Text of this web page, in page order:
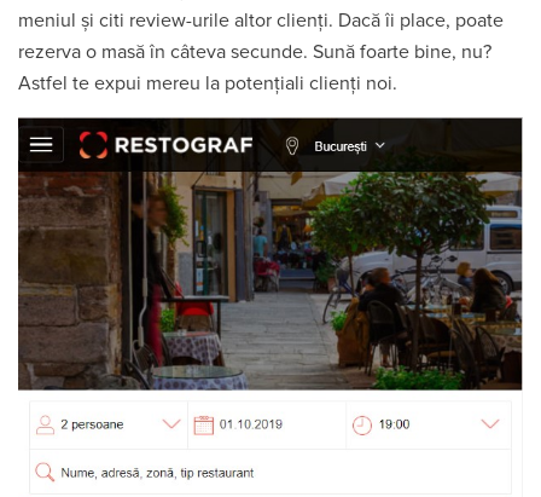
meniul și citi review-urile altor clienți. Dacă îi place, poate
rezerva o masă în câteva secunde. Sună foarte bine, nu?
Astfel te expui mereu la potențiali clienți noi.